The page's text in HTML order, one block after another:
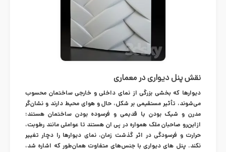
نقش پنل دیواری در معماری
دیوارها که بخشی بزرگی از نمای داخلی و خارجی ساختمان محسوب
می‌شوند، تأثیر مستقیمی بر شکل، حال و هوای محیط دارند و نشان‌گر
مدرن و شیک بودن یا قدیمی و فرسوده بودن ساختمان هستند؛
ازاین‌رو صاحبان ملک همواره در پی ان هستند تا عواملی مانند رطوبت،
حرارت و فرسودگی در اثر گذشت زمان، نمای دیوارها را دچار تغییر
نکند. پنل های دیواری با جنس‌های متفاوت همان‌طور که اشاره شد،